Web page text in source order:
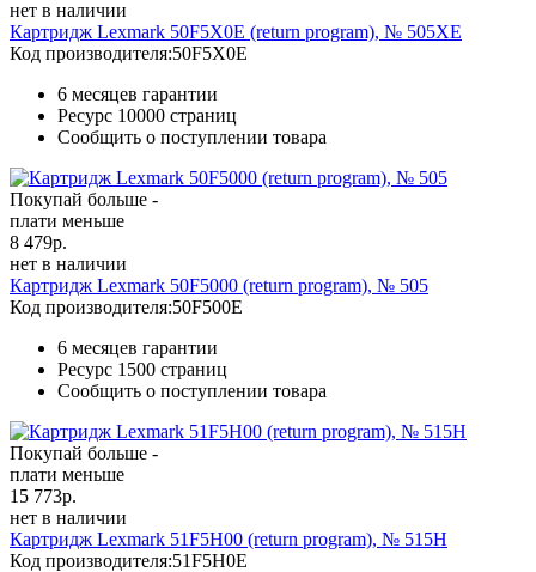
нет в наличии
Картридж Lexmark 50F5X0E (return program), № 505XE
Код производителя:50F5X0E
6 месяцев гарантии
Ресурс 10000 страниц
Сообщить о поступлении товара
Покупай больше -
плати меньше
8 479р.
нет в наличии
Картридж Lexmark 50F5000 (return program), № 505
Код производителя:50F500E
6 месяцев гарантии
Ресурс 1500 страниц
Сообщить о поступлении товара
Покупай больше -
плати меньше
15 773р.
нет в наличии
Картридж Lexmark 51F5H00 (return program), № 515H
Код производителя:51F5H0E